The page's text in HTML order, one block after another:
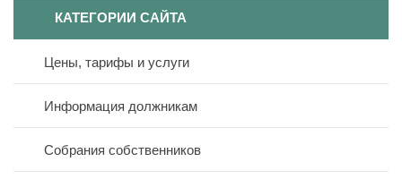
Режим работы
Схема проезда
Полезная информация
Договоры управления
Новости
КАТЕГОРИИ САЙТА
Цены, тарифы и услуги
Информация должникам
Собрания собственников